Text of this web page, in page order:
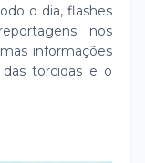
o dia, flashes
nos
informações
torcidas e o